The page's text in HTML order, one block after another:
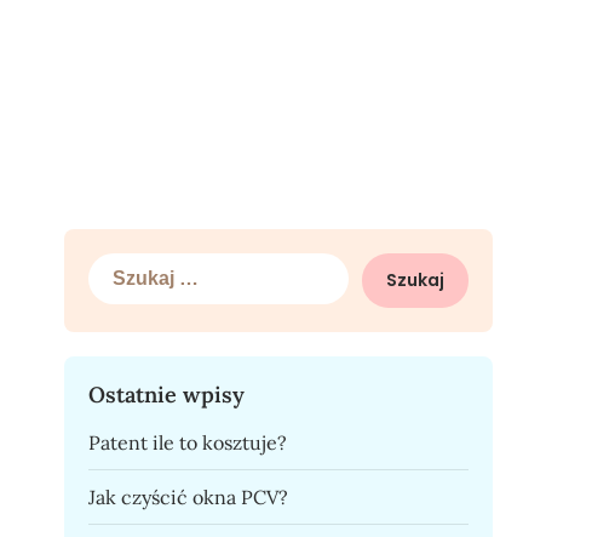
Szukaj:
Ostatnie wpisy
Patent ile to kosztuje?
Jak czyścić okna PCV?